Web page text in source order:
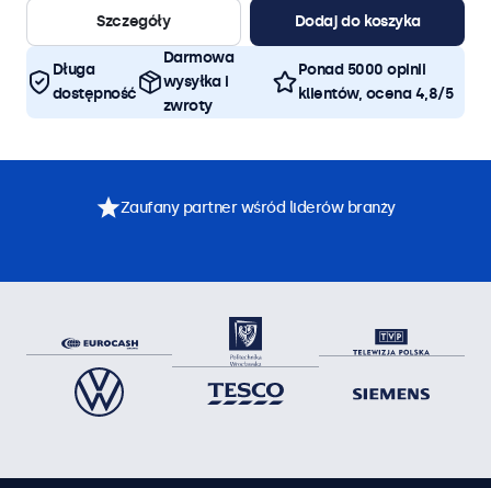
Szczegóły
Dodaj do koszyka
Długa
dostępność
Darmowa
wysyłka i
zwroty
Ponad 5000 opinii
klientów, ocena 4,8/5
Zaufany partner wśród liderów branży